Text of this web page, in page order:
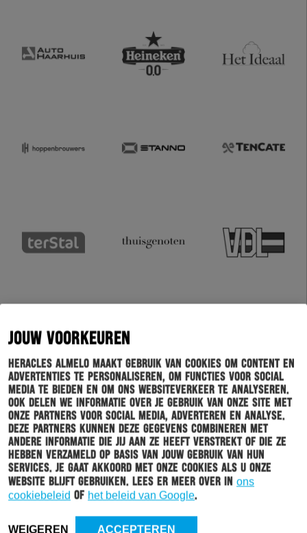
JOUW VOORKEUREN
Heracles Almelo maakt gebruik van cookies om content en
advertenties te personaliseren, om functies voor social
media te bieden en om ons websiteverkeer te analyseren.
Ook delen we informatie over je gebruik van onze site met
onze partners voor social media, adverteren en analyse.
Deze partners kunnen deze gegevens combineren met
andere informatie die jij aan ze heeft verstrekt of die ze
hebben verzameld op basis van jouw gebruik van hun
services. Je gaat akkoord met onze cookies als u onze
website blijft gebruiken. Lees er meer over in ons
cookiebeleid of het beleid van Google.
WEIGEREN ACCEPTEREN
Schrijf je in voor onze nieuwsbrief
Wil jij altijd en overal op de hoogte gehouden worden
nieuwsbrief van Heracles Almelo. Doordat je zelf aan